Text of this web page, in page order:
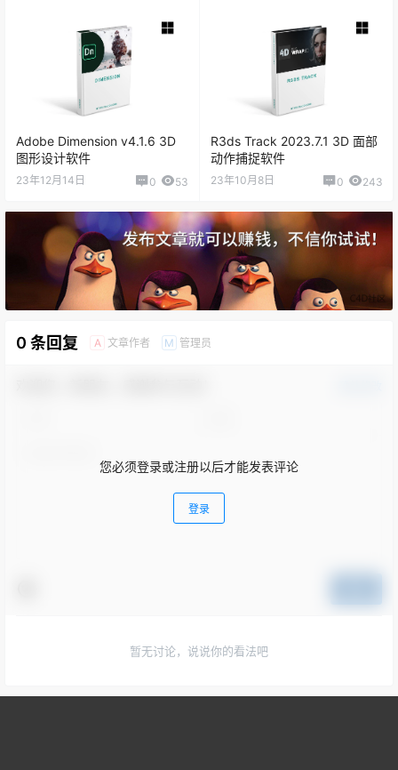
Adobe Dimension v4.1.6 3D
图形设计软件
23年12月14日 0 53
R3ds Track 2023.7.1 3D 面部
动作捕捉软件
23年10月8日 0 243
0 条回复 A 文章作者 M 管理员
您必须登录或注册以后才能发表评论
登录
暂无讨论，说说你的看法吧